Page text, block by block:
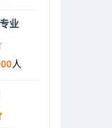
业
人